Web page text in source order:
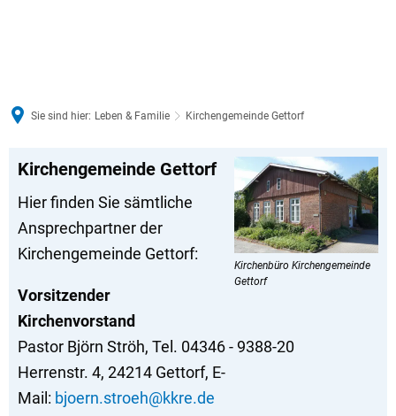
Sie sind hier: Leben & Familie Kirchengemeinde Gettorf
Kirchengemeinde
Gettorf
Kirchenbüro Kirchengemeinde
Gettorf
Kirchengemeinde Gettorf
Hier finden Sie sämtliche
Ansprechpartner der
Kirchengemeinde Gettorf:
Vorsitzender
Kirchenvorstand
Pastor Björn Ströh, Tel. 04346 - 9388-20
Herrenstr. 4, 24214 Gettorf, E-
Mail: bjoern.stroeh@kkre.de